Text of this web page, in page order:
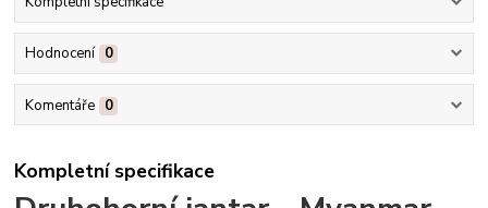
Hodnocení 0
Komentáře 0
Kompletní specifikace